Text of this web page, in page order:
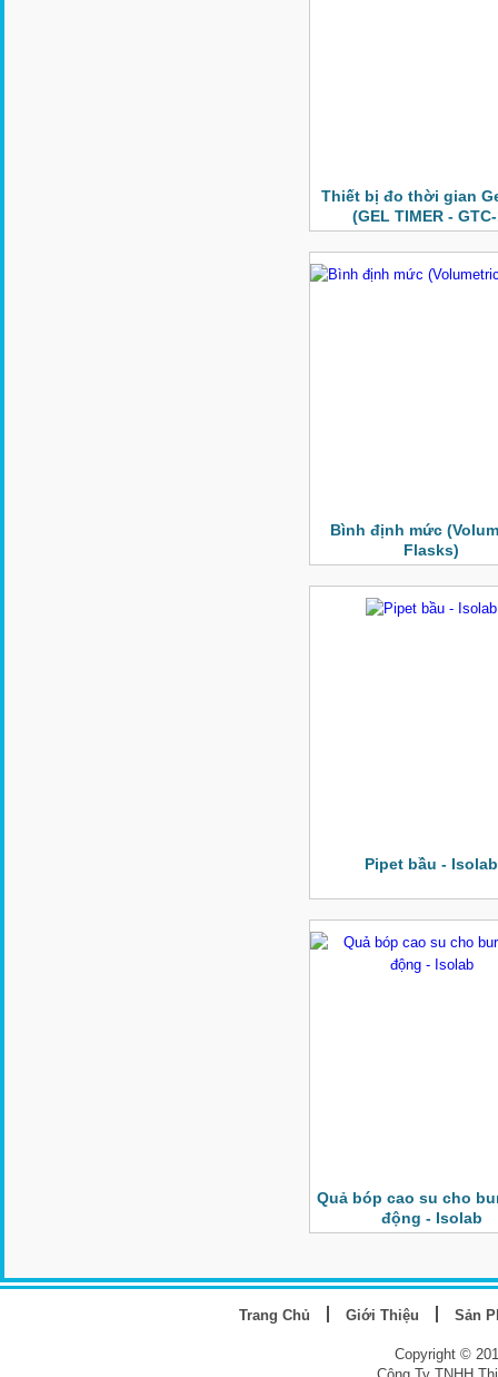
Thiết bị đo thời gian
(GEL TIMER -
Bình định mức
Flasks)
Pipet bầu - Isolab
Quả bóp cao su cho
động - Isolab
Trang Chủ Giới Thiệu Sản
Copyright ©